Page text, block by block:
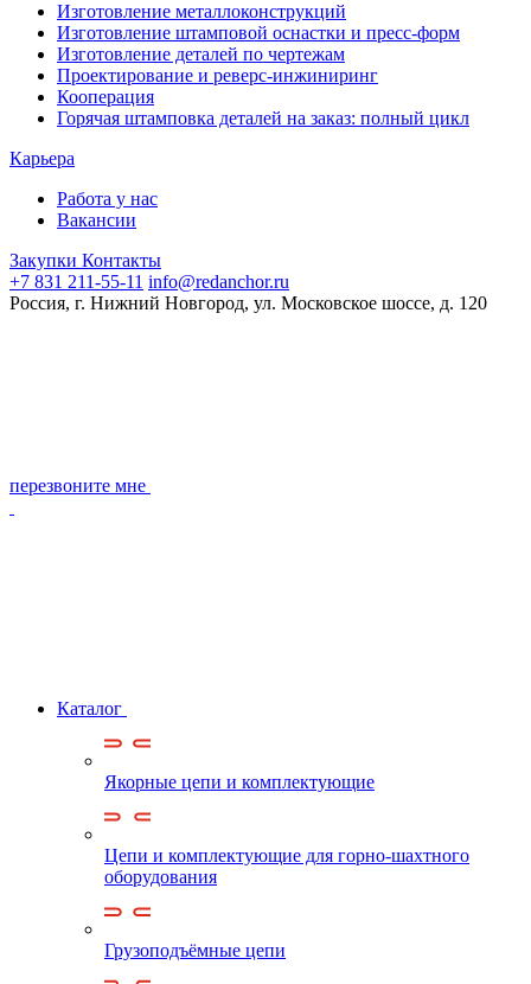
Изготовление металлоконструкций
Изготовление штамповой оснастки и пресс-форм
Изготовление деталей по чертежам
Проектирование и реверс-инжиниринг
Кооперация
Горячая штамповка деталей на заказ: полный цикл
Карьера
Работа у нас
Вакансии
Закупки Контакты
+7 831 211-55-11 info@redanchor.ru
Россия, г. Нижний Новгород, ул. Московское шоссе, д. 120
перезвоните мне
Каталог
Якорные цепи и комплектующие
Цепи и комплектующие для горно-шахтного
оборудования
Грузоподъёмные цепи